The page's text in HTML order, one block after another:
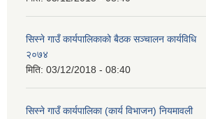
सिस्ने गाउँ कार्यपालिकाको बैठक सञ्चालन कार्यविधि
२०७४
मिति: 03/12/2018 - 08:40
सिस्ने गाउँ कार्यपालिका (कार्य विभाजन) नियमावली